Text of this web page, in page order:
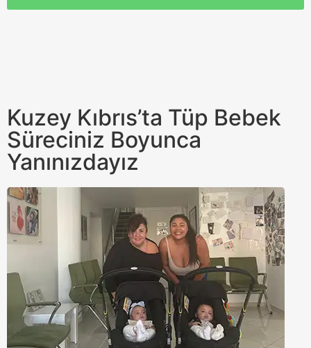
Kuzey Kıbrıs’ta Tüp Bebek
Süreciniz Boyunca
Yanınızdayız